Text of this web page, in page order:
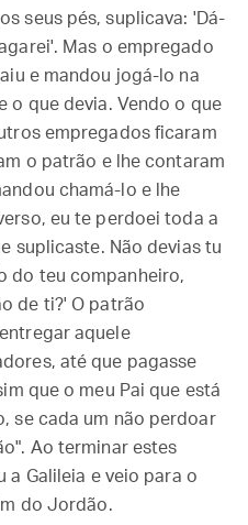
seus pés, suplicava: 'Dá-
Mas o empregado
e mandou jogá-lo na
o que devia. Vendo o que
empregados ficaram
o patrão e lhe contaram
chamá-lo e lhe
eu te perdoei toda a
suplicaste. Não devias tu
do teu companheiro,
de ti?' O patrão
aquele
até que pagasse
que o meu Pai que está
se cada um não perdoar
Ao terminar estes
a Galileia e veio para o
do Jordão.